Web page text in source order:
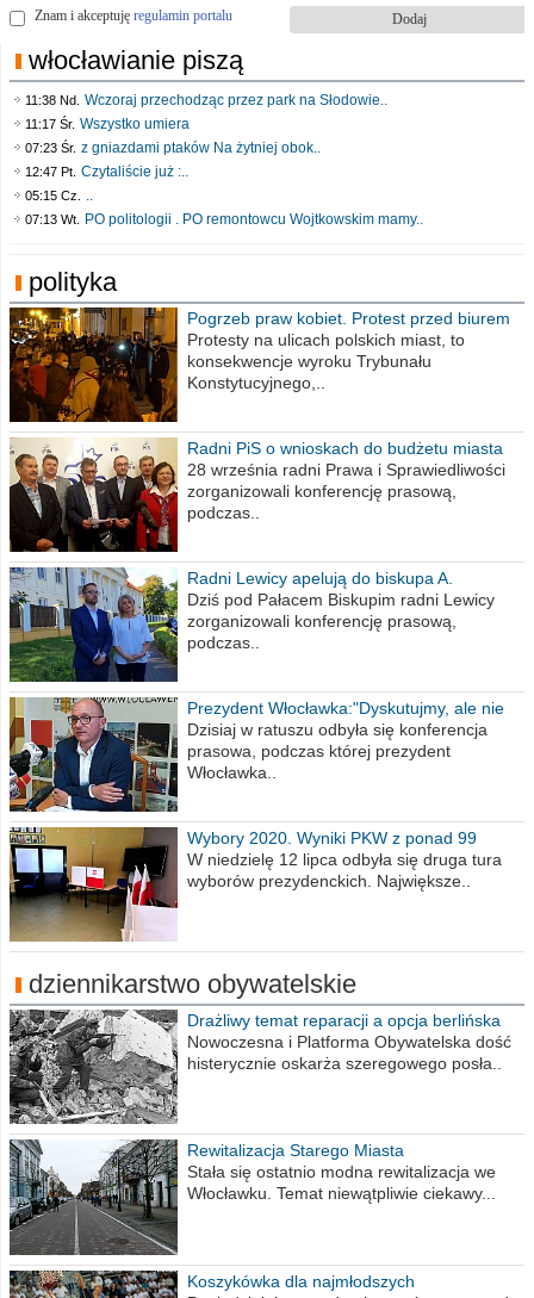
Znam i akceptuję regulamin portalu
włocławianie piszą
11:38 Nd. Wczoraj przechodząc przez park na Słodowie..
11:17 Śr. Wszystko umiera
07:23 Śr. z gniazdami ptaków Na żytniej obok..
12:47 Pt. Czytaliście już :..
05:15 Cz. ..
07:13 Wt. PO politologii . PO remontowcu Wojtkowskim mamy..
polityka
Pogrzeb praw kobiet. Protest przed biurem
poselskim PiS
Protesty na ulicach polskich miast, to
konsekwencje wyroku Trybunału
Konstytucyjnego,..
Radni PiS o wnioskach do budżetu miasta
na 2021 rok
28 września radni Prawa i Sprawiedliwości
zorganizowali konferencję prasową,
podczas..
Radni Lewicy apelują do biskupa A.
Wiesława Meringa
Dziś pod Pałacem Biskupim radni Lewicy
zorganizowali konferencję prasową,
podczas..
Prezydent Włocławka:"Dyskutujmy, ale nie
obrażajmy się”
Dzisiaj w ratuszu odbyła się konferencja
prasowa, podczas której prezydent
Włocławka..
Wybory 2020. Wyniki PKW z ponad 99
procent obwodów
W niedzielę 12 lipca odbyła się druga tura
wyborów prezydenckich. Największe..
dziennikarstwo obywatelskie
Drażliwy temat reparacji a opcja berlińska
Nowoczesna i Platforma Obywatelska dość
histerycznie oskarża szeregowego posła..
Rewitalizacja Starego Miasta
Stała się ostatnio modna rewitalizacja we
Włocławku. Temat niewątpliwie ciekawy...
Koszykówka dla najmłodszych